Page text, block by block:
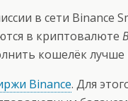
в сети Binance
в криптовалюте
кошелёк лучше
Binance. Для